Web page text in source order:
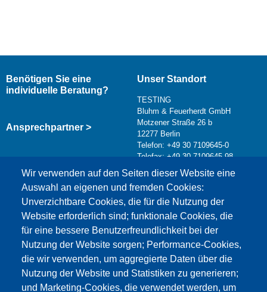
Wir verwenden auf den Seiten dieser Website eine
Auswahl an eigenen und fremden Cookies:
Unverzichtbare Cookies, die für die Nutzung der
Website erforderlich sind; funktionale Cookies, die
für eine bessere Benutzerfreundlichkeit bei der
Nutzung der Website sorgen; Performance-Cookies,
die wir verwenden, um aggregierte Daten über die
Nutzung der Website und Statistiken zu generieren;
und Marketing-Cookies, die verwendet werden, um
Benötigen Sie eine
individuelle Beratung?
Ansprechpartner >
Unser Standort
TESTING
Bluhm & Feuerherdt GmbH
Motzener Straße 26 b
12277 Berlin
Telefon: +49 30 7109645-0
Telefax: +49 30 7109645-98
info@testing.de
Dieser Inhalt ist blockiert, da die Google Maps
Cookies nicht akzeptiert wurden.